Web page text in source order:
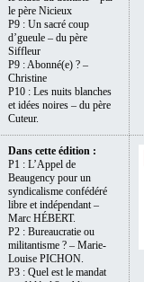
le père Nicieux
P9 : Un sacré coup
d’gueule – du père
Siffleur
P9 : Abonné(e) ? –
Christine
P10 : Les nuits blanches
et idées noires – du père
Cuteur.
Dans cette édition :
P1 : L’Appel de
Beaugency pour un
syndicalisme confédéré
libre et indépendant –
Marc HÉBERT.
P2 : Bureaucratie ou
militantisme ? – Marie-
Louise PICHON.
P3 : Quel est le mandat